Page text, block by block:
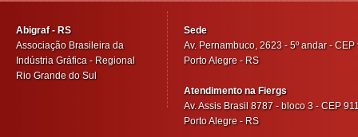
Abigraf - RS
Associação Brasileira da
Indústria Gráfica - Regional
Rio Grande do Sul
Sede
Av. Pernambuco, 2623 - 5º andar -
Porto Alegre - RS
Atendimento na Fiergs
Av. Assis Brasil 8787 - bloco 3 - CEP
Porto Alegre - RS